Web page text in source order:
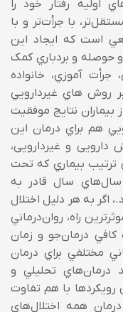
اوليه رفتار خود را
با جرأت‌تر و با
است که ايجاد اين
و حوصله و بردباري کمک
جرأت آموزي، خانواده
روش هاي غيردارويي
بيماران نتايج موفقيت
هم براي درمان اين
و غیردارویی،
ترتيب بيماري که تحت
سال‌هاي سال قادر به
اگر به هر دليل اختلال
راه، روان‌درماني
کافي درمان‌جو و زمان
مختلفي براي درمان
درمان‌هاي تحليلي و
رويکردها با هم تفاوت
همه اختلال‌هاي